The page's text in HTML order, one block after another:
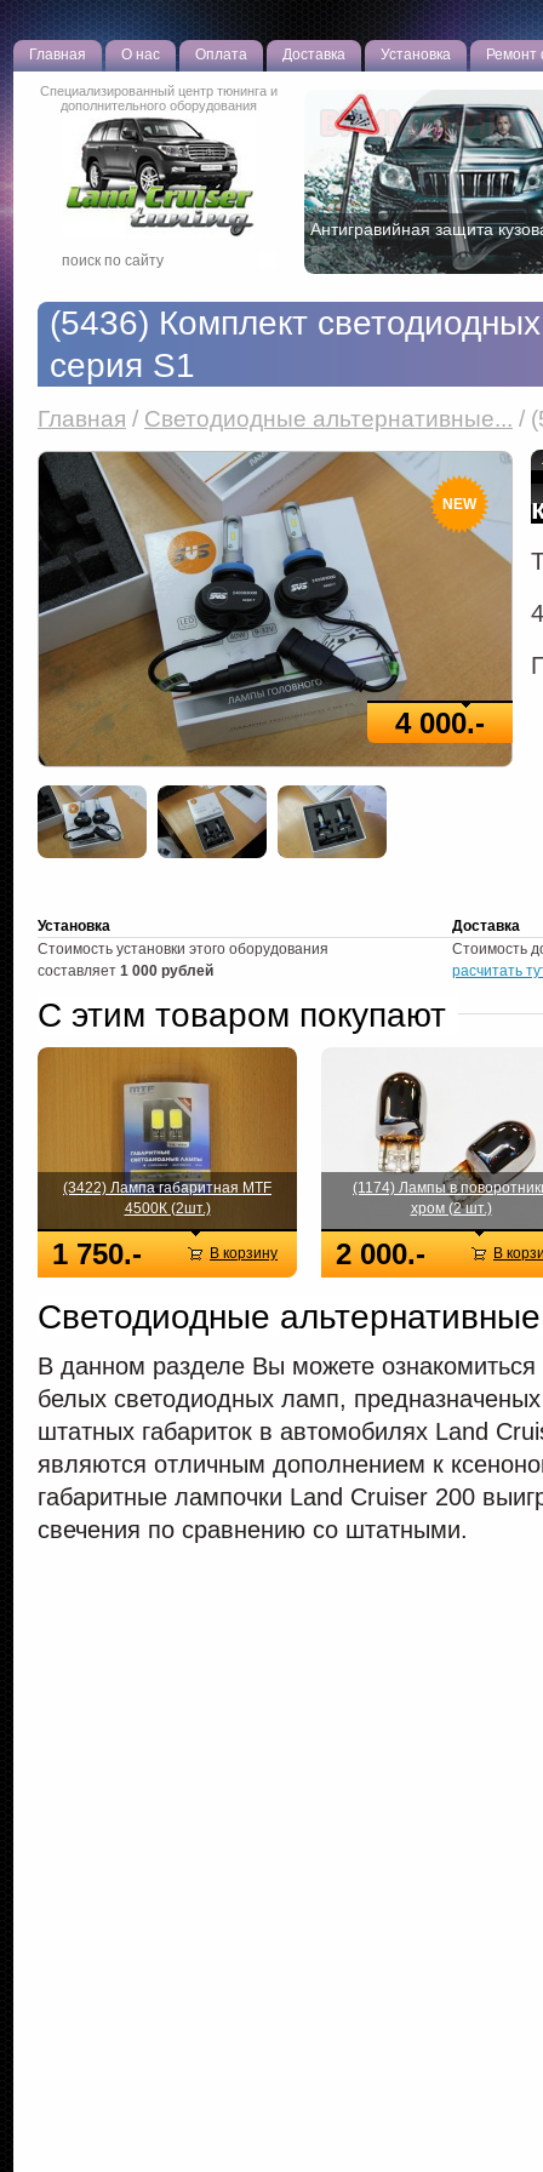
Главная О нас Оплата Доставка Установка Ремонт
Специализированный центр тюнинга и
дополнительного оборудования
Новая эффективная
разработка!
(5436) Комплект
серия S1
Главная / Светодиодные альтернативные... /
4 000.-
NEW
Установка
Доставка
Стоимость установки этого оборудования
составляет 1 000 рублей
Стоимость
расчитать
С этим товаром покупают
(3422) Лампа габаритная MTF
4500К (2шт.)
1 750.- В корзину
(1174) Лампы в
хром (2 шт.)
2 000.- В
Светодиодные
В данном разделе Вы можете ознакомиться
белых светодиодных ламп,
штатных габариток в автомобилях Land
являются отличным дополнением к
габаритные лампочки Land Cruiser 200
свечения по сравнению со штатными.